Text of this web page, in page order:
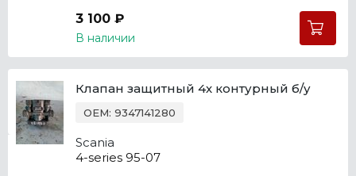
3 100 ₽
В наличии
Клапан защитный 4х контурный б/у
OEM: 9347141280
Scania
4-series 95-07